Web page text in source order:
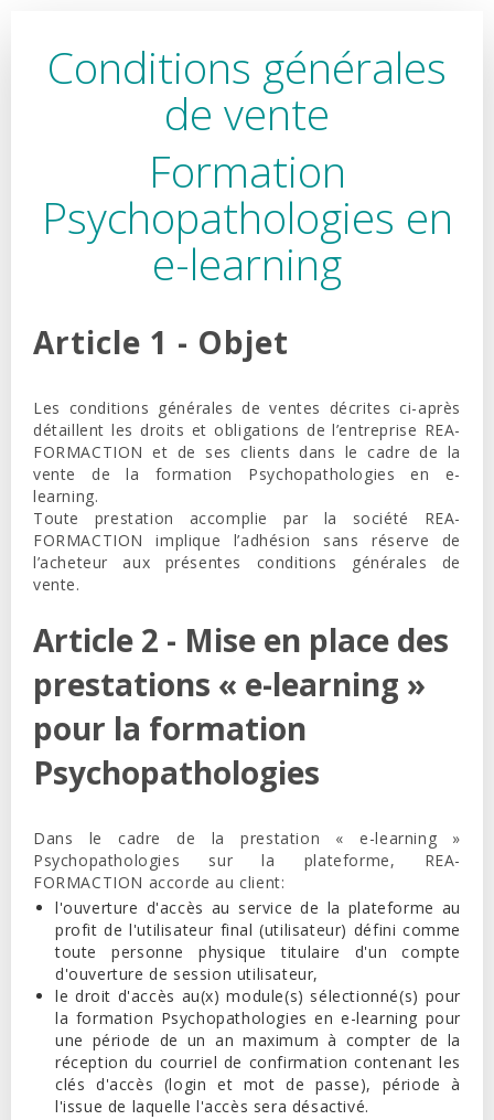
Conditions générales
de vente
Formation
Psychopathologies en
e-learning
Article 1 - Objet
Les conditions générales de ventes décrites ci-après
détaillent les droits et obligations de l’entreprise REA-
FORMACTION et de ses clients dans le cadre de la
vente de la formation Psychopathologies en e-
learning.
Toute prestation accomplie par la société REA-
FORMACTION implique l’adhésion sans réserve de
l’acheteur aux présentes conditions générales de
vente.
Article 2 - Mise en place des
prestations « e-learning »
pour la formation
Psychopathologies
Dans le cadre de la prestation « e-learning »
Psychopathologies sur la plateforme, REA-
FORMACTION accorde au client:
l'ouverture d'accès au service de la plateforme au
profit de l'utilisateur final (utilisateur) défini comme
toute personne physique titulaire d'un compte
d'ouverture de session utilisateur,
le droit d'accès au(x) module(s) sélectionné(s) pour
la formation Psychopathologies en e-learning pour
une période de un an maximum à compter de la
réception du courriel de confirmation contenant les
clés d'accès (login et mot de passe), période à
l'issue de laquelle l'accès sera désactivé.